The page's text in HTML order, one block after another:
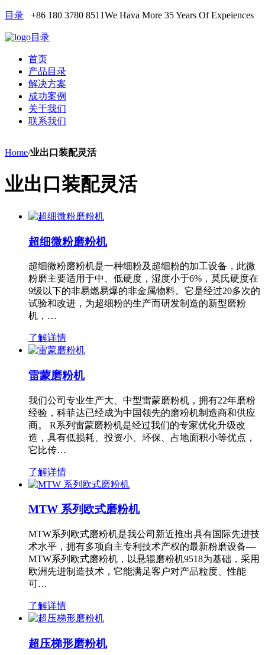
目录 +86 180 3780 8511We Hava More 35 Years Of Expeiences
目录
首页
产品目录
解决方案
成功案例
关于我们
联系我们
Home/业出口装配灵活
业出口装配灵活
超细微粉磨粉机
超细微粉磨粉机是一种细粉及超细粉的加工设备，此微
粉磨主要适用于中、低硬度，湿度小于6%，莫氏硬度在
9级以下的非易燃易爆的非金属物料。它是经过20多次的
试验和改进，为超细粉的生产而研发制造的新型磨粉
机，…
了解详情
雷蒙磨粉机
我们公司专业生产大、中型雷蒙磨粉机，拥有22年磨粉
经验，科菲达已经成为中国领先的磨粉机制造商和供应
商。 R系列雷蒙磨粉机是经过我们的专家优化升级改
造，具有低损耗、投资小、环保、占地面积小等优点，
它比传…
了解详情
MTW 系列欧式磨粉机
MTW系列欧式磨粉机是我公司新近推出具有国际先进技
术水平，拥有多项自主专利技术产权的最新粉磨设备—
MTW系列欧式磨粉机，以悬辊磨粉机9518为基础，采用
欧洲先进制造技术，它能满足客户对产品粒度、性能
可…
了解详情
超压梯形磨粉机